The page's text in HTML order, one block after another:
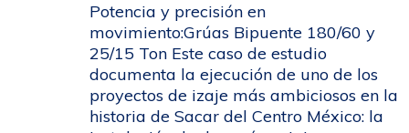
Potencia y precisión en
movimiento:Grúas Bipuente 180/60 y
25/15 Ton Este caso de estudio
documenta la ejecución de uno de los
proyectos de izaje más ambiciosos en la
historia de Sacar del Centro México: la